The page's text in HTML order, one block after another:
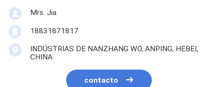
Mrs. Jia
18831871817
INDÚSTRIAS DE NANZHANG WO, ANPING, HEBEI,
CHINA
contacto